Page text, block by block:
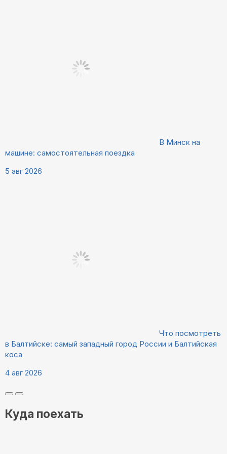
В Минск на
машине: самостоятельная поездка
5 авг 2026
Что посмотреть
в Балтийске: самый западный город России и Балтийская
коса
4 авг 2026
Куда поехать